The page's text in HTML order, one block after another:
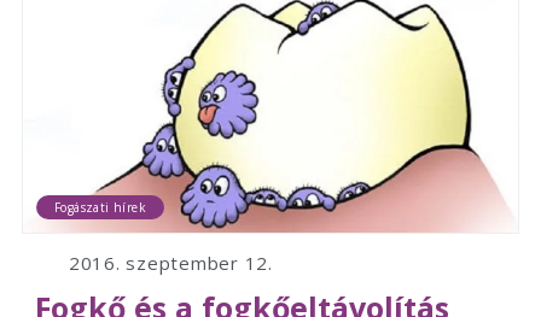
Fogászati hírek
2016. szeptember 12.
Fogkő és a fogkőeltávolítás